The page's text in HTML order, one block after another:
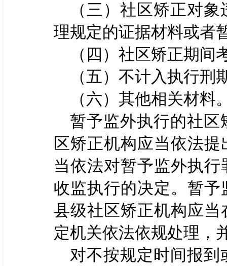
（三）社区矫正对
理规定的证据材料或者
（四）社区矫正期
（五）不计入执行刑
（六）其他相关材料
暂予监外执行的社
区矫正机构应当依法
当依法对暂予监外执
收监执行的决定。暂
县级社区矫正机构应
定机关依法依规处理，
对不按规定时间报